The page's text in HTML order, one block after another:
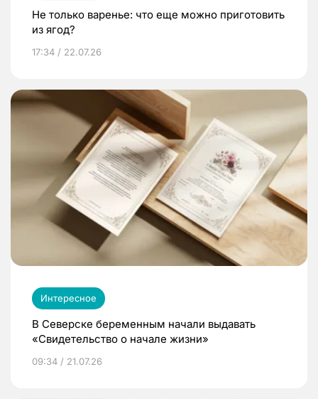
Не только варенье: что еще можно приготовить
из ягод?
17:34 / 22.07.26
Интересное
В Северске беременным начали выдавать
«Свидетельство о начале жизни»
09:34 / 21.07.26